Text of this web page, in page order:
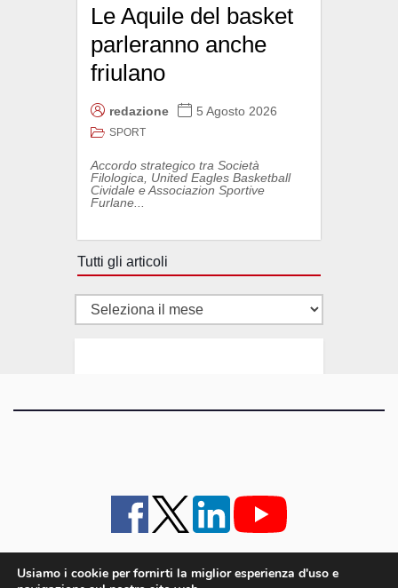
Le Aquile del basket
parleranno anche
friulano
redazione 5 Agosto 2026
SPORT
Accordo strategico tra Società
Filologica, United Eagles Basketball
Cividale e Associazion Sportive
Furlane...
Tutti gli articoli
Tutti
Usiamo i cookie per fornirti la miglior esperienza d'uso e